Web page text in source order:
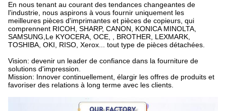
En nous tenant au courant des tendances changeantes de
l'industrie, nous aspirons à vous fournir uniquement les
meilleures pièces d'imprimantes et pièces de copieurs, qui
comprennent RICOH, SHARP, CANON, KONICA MINOLTA,
SAMSUNG,Le KYOCERA, OCE, , BROTHER, LEXMARK,
TOSHIBA, OKI, RISO, Xerox... tout type de pièces détachées.
Vision: devenir un leader de confiance dans la fourniture de
solutions d'impression.
Mission: Innover continuellement, élargir les offres de produits et
favoriser des relations à long terme avec les clients.